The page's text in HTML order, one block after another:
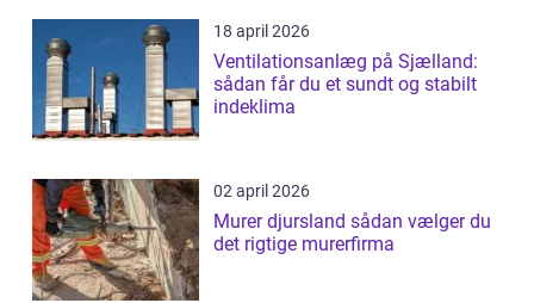
18 april 2026
Ventilationsanlæg på Sjælland:
sådan får du et sundt og stabilt
indeklima
02 april 2026
Murer djursland sådan vælger du
det rigtige murerfirma